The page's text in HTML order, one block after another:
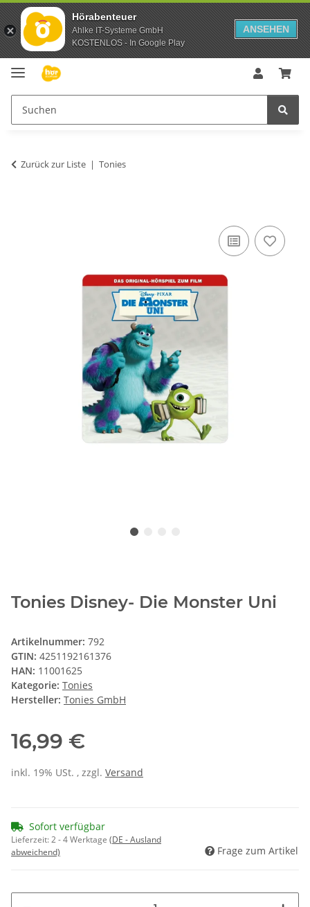
Hörabenteuer
Ahlke IT-Systeme GmbH
KOSTENLOS - In Google Play
ANSEHEN
Zurück zur Liste Tonies
Tonies Disney- Die Monster Uni
Artikelnummer: 792
GTIN: 4251192161376
HAN: 11001625
Kategorie: Tonies
Hersteller: Tonies GmbH
16,99 €
inkl. 19% USt. , zzgl. Versand
Sofort verfügbar
Lieferzeit:2 - 4 Werktage (DE - Ausland
abweichend)
Frage zum Artikel